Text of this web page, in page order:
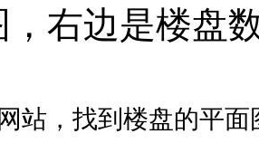
，右边是楼盘
站，找到楼盘的平